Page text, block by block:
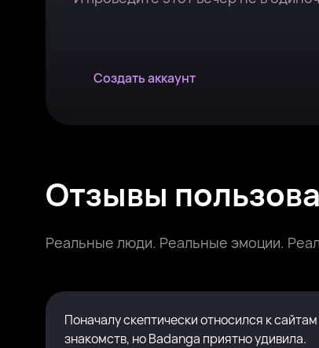
Создать аккаунт
Отзывы
Реальные люди. Реальные эмоции.
Поначалу скептически относился к сайтам
знакомств, но Badanga приятно удивила.